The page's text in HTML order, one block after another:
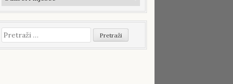
Pretraži: